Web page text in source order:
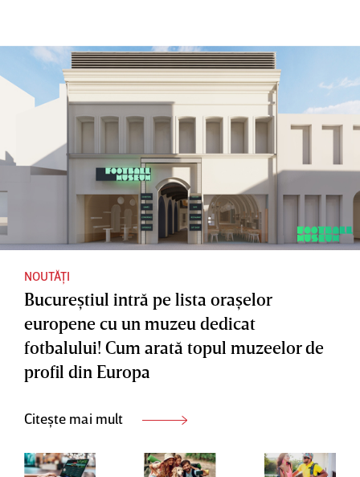
weekend
de către
abonatii
reţelelor
Orange şi
NextGen
de euro
la buget.
Câţi bani
fac
celelalte
ţări care
au
dezvoltat
turismul
NOUTĂȚI
Bucureştiul intră pe lista oraşelor
europene cu un muzeu dedicat
fotbalului! Cum arată topul muzeelor de
profil din Europa
Citește mai mult